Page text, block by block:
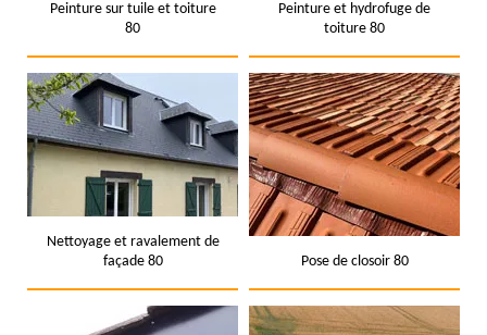
Peinture sur tuile et toiture
80
Peinture et hydrofuge de
toiture 80
Nettoyage et ravalement de
façade 80
Pose de closoir 80